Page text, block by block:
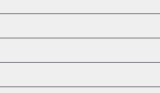
به همین دلیل قبل از خرید لوازم و قطعات
خود کالا توجه کنید. رعایت چنین نکته
موجود نباشد، بهترین راه تهیه قطعات دست